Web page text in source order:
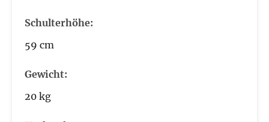
Schulterhöhe:
59 cm
Gewicht:
20 kg